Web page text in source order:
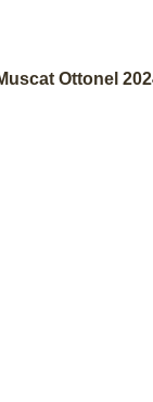
Ottonel